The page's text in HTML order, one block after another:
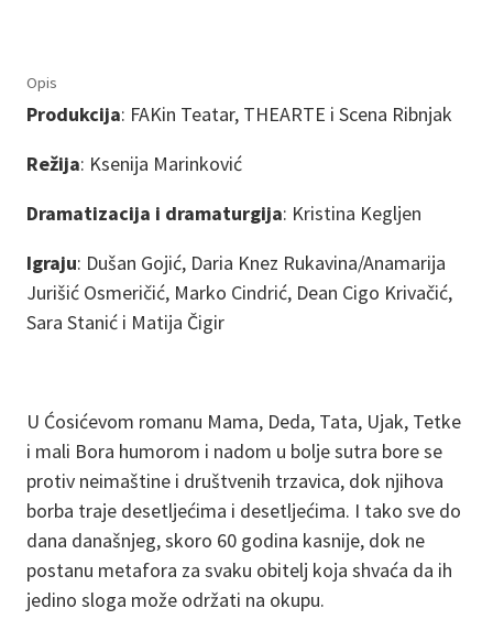
Opis
Produkcija: FAKin Teatar, THEARTE i Scena Ribnjak
Režija: Ksenija Marinković
Dramatizacija i dramaturgija: Kristina Kegljen
Igraju: Dušan Gojić, Daria Knez Rukavina/Anamarija
Jurišić Osmeričić, Marko Cindrić, Dean Cigo Krivačić,
Sara Stanić i Matija Čigir
U Ćosićevom romanu Mama, Deda, Tata, Ujak, Tetke
i mali Bora humorom i nadom u bolje sutra bore se
protiv neimaštine i društvenih trzavica, dok njihova
borba traje desetljećima i desetljećima. I tako sve do
dana današnjeg, skoro 60 godina kasnije, dok ne
postanu metafora za svaku obitelj koja shvaća da ih
jedino sloga može održati na okupu.